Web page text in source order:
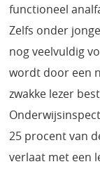
functioneel
Zelfs onder
nog veelvuldig
wordt door een
zwakke lezer
25 procent van
verlaat met een